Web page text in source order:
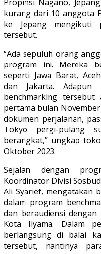
Propinsi Nagano,
kurang dari 10 anggota
ke Jepang mengikuti
tersebut.
“Ada sepuluh orang
program ini. Mereka
seperti Jawa Barat,
dan Jakarta.
benchmarking tersebut
pertama bulan
dokumen perjalanan,
Tokyo pergi-pulang
berangkat,” ungkap
Oktober 2023.
Sejalan dengan
Koordinator Divisi
Ali Syarief, mengatakan
dalam program
dan beraudiensi
Kota Iiyama. Dalam
berlangsung di balai
tersebut, nantinya